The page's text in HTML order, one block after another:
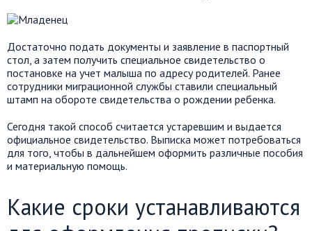
Достаточно подать документы и заявление в паспортный
стол, а затем получить специальное свидетельство о
постановке на учет малыша по адресу родителей. Ранее
сотрудники миграционной службы ставили специальный
штамп на обороте свидетельства о рождении ребенка.
Сегодня такой способ считается устаревшим и выдается
официальное свидетельство. Выписка может потребоваться
для того, чтобы в дальнейшем оформить различные пособия
и материальную помощь.
Какие сроки устанавливаются